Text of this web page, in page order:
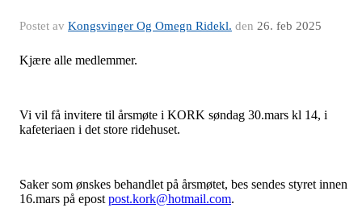
Postet av Kongsvinger Og Omegn Ridekl. den 26. feb 2025
Kjære alle medlemmer.
Vi vil få invitere til årsmøte i KORK søndag 30.mars kl 14, i
kafeteriaen i det store ridehuset.
Saker som ønskes behandlet på årsmøtet, bes sendes styret innen
16.mars på epost post.kork@hotmail.com.